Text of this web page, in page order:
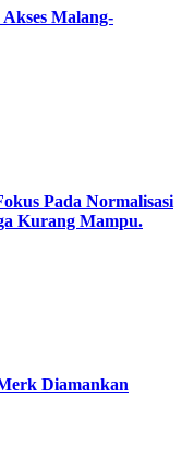
Malang-
Pada Normalisasi
Kurang Mampu.
Diamankan